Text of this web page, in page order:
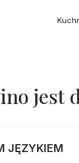
jest
JĘZYKIEM